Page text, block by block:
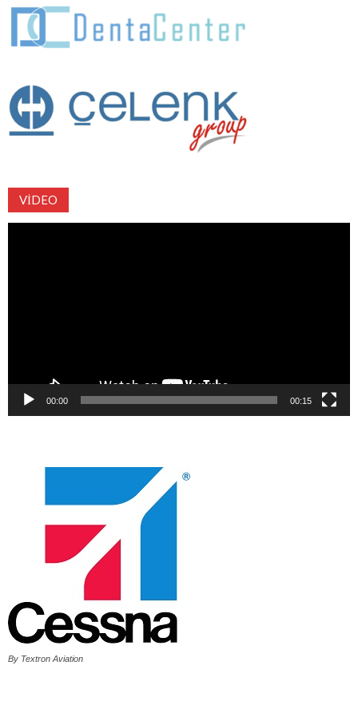
VIDEO
00:00 00:15
By Textron Aviation